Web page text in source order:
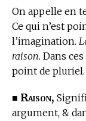
On appelle en
Ce qui n’est
l’imagination.
raison. Dans
point de pluriel.
■ Raison,
argument, &